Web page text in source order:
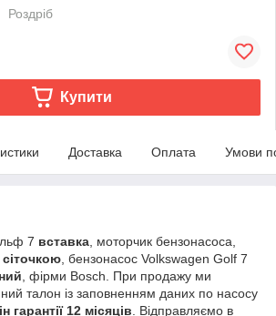
Роздріб
Купити
Доставка Оплата Умови
7 вставка , моторчик бензонасоса,
сіточкою , бензонасос Volkswagen Golf 7
, фірми Bosch. При продажу ми
талон із заповненням даних по насосу
гарантії 12 місяців . Відправляємо в